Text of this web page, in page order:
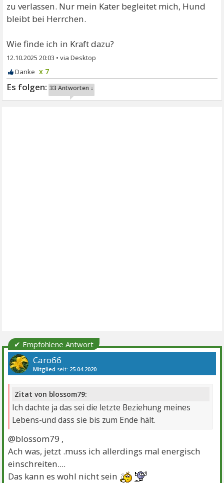
zu verlassen. Nur mein Kater begleitet mich, Hund
bleibt bei Herrchen.
Wie finde ich in Kraft dazu?
12.10.2025 20:03 •
x 7
33 Antworten ↓
✔ Empfohlene Antwort
Caro66
Mitglied seit: 25.04.2020
Zitat von blossom79:
Ich dachte ja das sei die letzte Beziehung meines
Lebens-und dass sie bis zum Ende hält.
@blossom79 ,
Ach was, jetzt .muss ich allerdings mal energisch
einschreiten....
Das kann es wohl nicht sein